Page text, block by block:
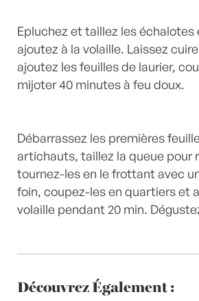
Epluchez et taillez les échalotes
ajoutez à la volaille. Laissez
ajoutez les feuilles de laurier,
mijoter 40 minutes à feu doux.
Débarrassez les premières
artichauts, taillez la queue pour
tournez-les en le frottant avec
foin, coupez-les en quartiers et
volaille pendant 20 min.
Découvrez Également :